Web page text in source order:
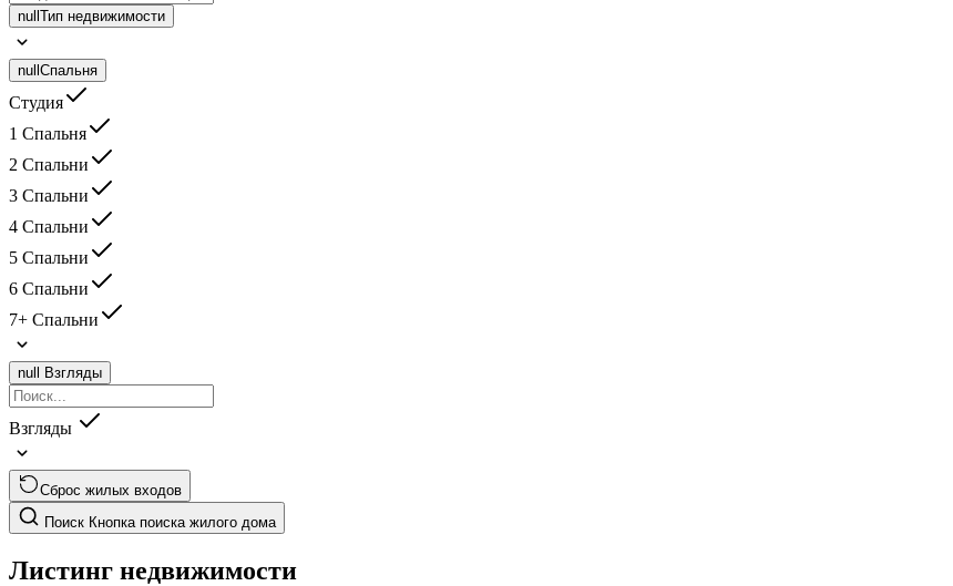
null Тип недвижимости
null Спальня
Студия
1 Спальня
2 Спальни
3 Спальни
4 Спальни
5 Спальни
6 Спальни
7+ Спальни
null Взгляды
Взгляды
Сброс жилых входов
Поиск Кнопка поиска жилого дома
Листинг недвижимости